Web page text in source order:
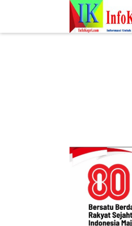
.post-body img { display: block;